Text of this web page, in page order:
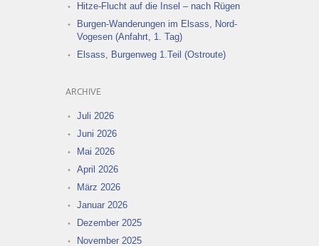
Hitze-Flucht auf die Insel – nach Rügen
Burgen-Wanderungen im Elsass, Nord-
Vogesen (Anfahrt, 1. Tag)
Elsass, Burgenweg 1.Teil (Ostroute)
ARCHIVE
Juli 2026
Juni 2026
Mai 2026
April 2026
März 2026
Januar 2026
Dezember 2025
November 2025